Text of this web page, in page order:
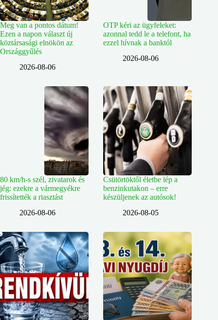
Meg van a pontos dátum!
Ezen a napon választ új
köztársasági elnökön az
Országgyűlés
2026-08-06
OTP kéri az ügyfeleket:
azonnal tedd le a telefont, ha
ezzel hívnak a banktól
2026-08-06
80 km/h-s szél, zivatarok és
jég: ezekre a vármegyékre
frissítették a riasztást
2026-08-06
Csütörtöktől életbe lép a
benzinkutakon – erre
készüljenek az autósok!
2026-08-05